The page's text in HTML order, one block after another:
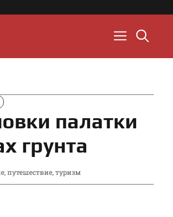
палатки
грунта
,путешествие,туризм